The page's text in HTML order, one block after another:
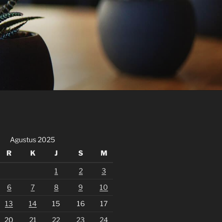
Agustus 2025
R K J S M
1 2
3
6 7 8 9
10
13 14 15 16
17
20 21 22 23
24